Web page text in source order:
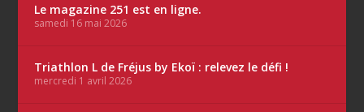
Le magazine 251 est en ligne.
samedi 16 mai 2026
Triathlon L de Fréjus by Ekoï : relevez le défi !
mercredi 1 avril 2026